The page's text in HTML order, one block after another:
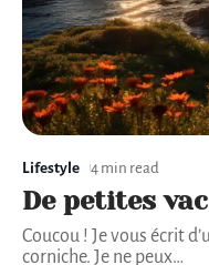
Lifestyle 4 min read
De petites
Coucou ! Je vous écrit
corniche. Je ne peux…